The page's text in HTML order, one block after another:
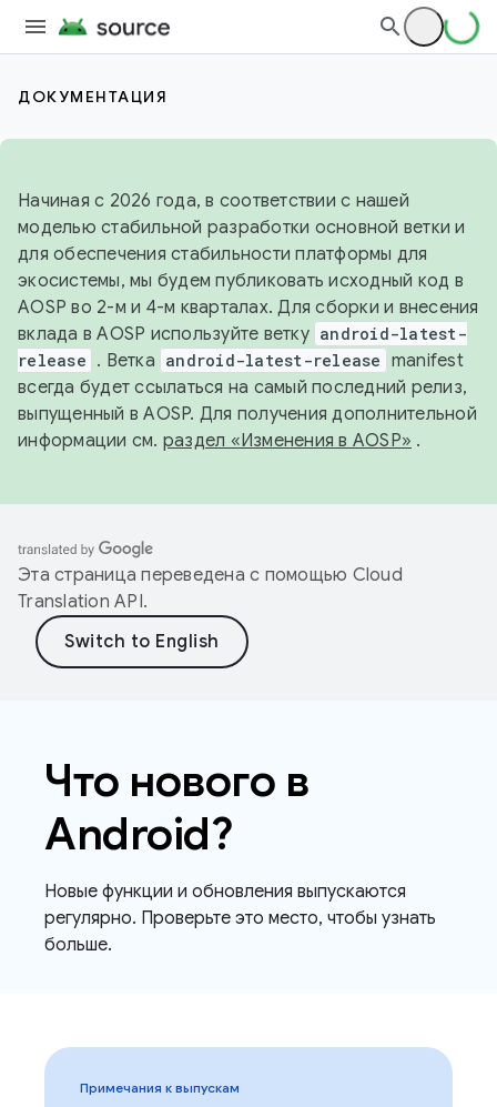
ДОКУМЕНТАЦИЯ
Начиная с 2026 года, в соответствии с нашей
моделью стабильной разработки основной ветки и
для обеспечения стабильности платформы для
экосистемы, мы будем публиковать исходный код в
AOSP во 2-м и 4-м кварталах. Для сборки и внесения
вклада в AOSP используйте ветку android-latest-
release . Ветка android-latest-release manifest
всегда будет ссылаться на самый последний релиз,
выпущенный в AOSP. Для получения дополнительной
информации см. раздел «Изменения в AOSP» .
Эта страница переведена с помощью Cloud
Translation API.
Что нового в
Android?
Новые функции и обновления выпускаются
регулярно. Проверьте это место, чтобы узнать
больше.
Примечания к выпускам